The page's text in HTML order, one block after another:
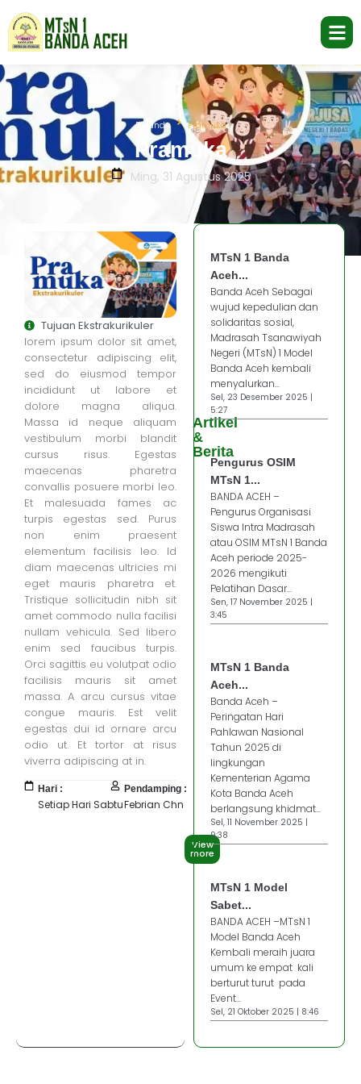
Beranda Pramuka
Pramuka
Ming, 31 Agustus 2025
Tujuan Ekstrakurikuler
lorem ipsum dolor sit amet,
consectetur adipiscing elit,
sed do eiusmod tempor
incididunt ut labore et
dolore magna aliqua.
Massa id neque aliquam
vestibulum morbi blandit
cursus risus. Egestas
maecenas pharetra
convallis posuere morbi leo.
Et malesuada fames ac
turpis egestas sed. Purus
non enim praesent
elementum facilisis leo. Id
diam maecenas ultricies mi
eget mauris pharetra et.
Tristique sollicitudin nibh sit
amet commodo nulla facilisi
nullam vehicula. Sed libero
enim sed faucibus turpis.
Orci sagittis eu volutpat odio
facilisis mauris sit amet
massa. A arcu cursus vitae
congue mauris. Est velit
egestas dui id ornare arcu
odio ut. Et tortor at risus
viverra adipiscing at in.
Hari :
Setiap Hari Sabtu
Pendamping :
Febrian Chn
Artikel
&
Berita
View
more
MTsN 1 Banda
Aceh...
Banda Aceh Sebagai
wujud kepedulian dan
solidaritas sosial,
Madrasah Tsanawiyah
Negeri (MTsN) 1 Model
Banda Aceh kembali
menyalurkan...
Sel, 23 Desember 2025 |
5:27
Pengurus OSIM
MTsN 1...
BANDA ACEH –
Pengurus Organisasi
Siswa Intra Madrasah
atau OSIM MTsN 1 Banda
Aceh periode 2025-
2026 mengikuti
Pelatihan Dasar...
Sen, 17 November 2025 |
3:45
MTsN 1 Banda
Aceh...
Banda Aceh –
Peringatan Hari
Pahlawan Nasional
Tahun 2025 di
lingkungan
Kementerian Agama
Kota Banda Aceh
berlangsung khidmat...
Sel, 11 November 2025 |
9:38
MTsN 1 Model
Sabet...
BANDA ACEH –MTsN 1
Model Banda Aceh
Kembali meraih juara
umum ke empat kali
berturut turut pada
Event...
Sel, 21 Oktober 2025 | 8:46